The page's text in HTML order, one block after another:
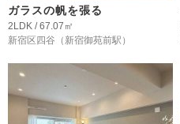
ガラスの帆を張る
2LDK / 67.07㎡
新宿区四谷 （新宿御苑前駅）